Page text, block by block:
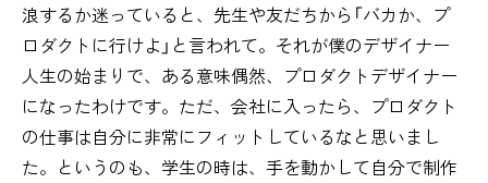
浪するか迷っていると、先生や友だちから「バカか、プ
ロダクトに行けよ」と言われて。それが僕のデザイナー
人生の始まりで、ある意味偶然、プロダクトデザイナー
になったわけです。ただ、会社に入ったら、プロダクト
の仕事は自分に非常にフィットしているなと思いまし
た。というのも、学生の時は、手を動かして自分で制作